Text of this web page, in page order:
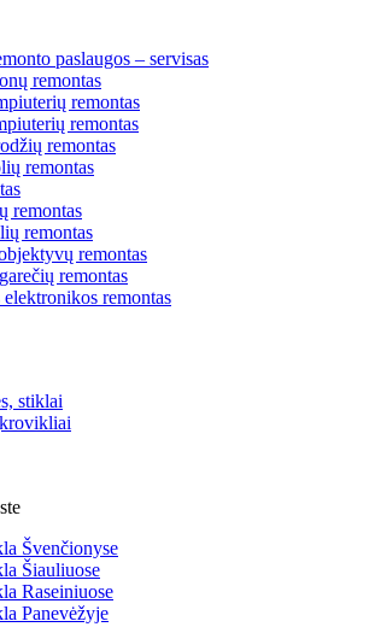
paslaugos – servisas
remontas
remontas
remontas
remontas
remontas
remontas
remontas
remontas
remontas
remontas
stiklai
Švenčionyse
Šiauliuose
Raseiniuose
Panevėžyje